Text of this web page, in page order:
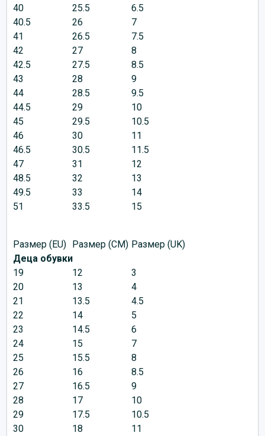
40
25.5
6.5
40.5
26
7
41
26.5
7.5
42
27
8
42.5
27.5
8.5
43
28
9
44
28.5
9.5
44.5
29
10
45
29.5
10.5
46
30
11
46.5
30.5
11.5
47
31
12
48.5
32
13
49.5
33
14
51
33.5 15
Размер (EU) Размер (CM) Размер (UK)
Деца обувки
19
12
3
20
13
4
21
13.5
4.5
22
14
5
23
14.5
6
24
15
7
25
15.5
8
26
16
8.5
27
16.5
9
28
17
10
29
17.5
10.5
30
18
11